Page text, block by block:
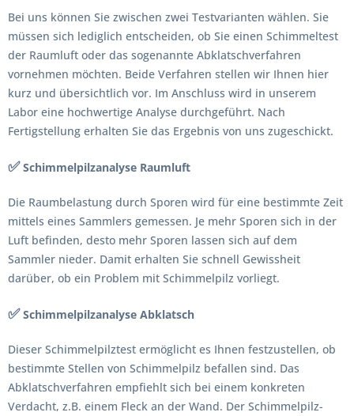
Bei uns können Sie zwischen zwei Testvarianten wählen. Sie
müssen sich lediglich entscheiden, ob Sie einen Schimmeltest
der Raumluft oder das sogenannte Abklatschverfahren
vornehmen möchten. Beide Verfahren stellen wir Ihnen hier
kurz und übersichtlich vor. Im Anschluss wird in unserem
Labor eine hochwertige Analyse durchgeführt. Nach
Fertigstellung erhalten Sie das Ergebnis von uns zugeschickt.
✅Schimmelpilzanalyse Raumluft
Die Raumbelastung durch Sporen wird für eine bestimmte Zeit
mittels eines Sammlers gemessen. Je mehr Sporen sich in der
Luft befinden, desto mehr Sporen lassen sich auf dem
Sammler nieder. Damit erhalten Sie schnell Gewissheit
darüber, ob ein Problem mit Schimmelpilz vorliegt.
✅Schimmelpilzanalyse Abklatsch
Dieser Schimmelpilztest ermöglicht es Ihnen festzustellen, ob
bestimmte Stellen von Schimmelpilz befallen sind. Das
Abklatschverfahren empfiehlt sich bei einem konkreten
Verdacht, z.B. einem Fleck an der Wand. Der Schimmelpilz-